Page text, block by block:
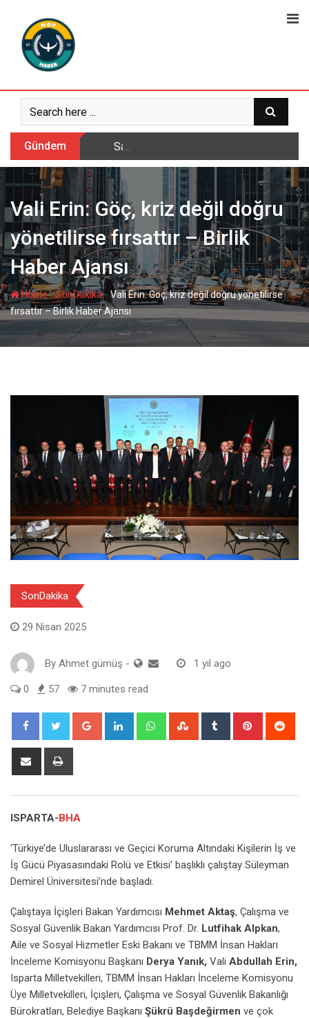
content
Gündem Sarıkamış’ta hanımlara yönelik
Vali Erin: Göç, kriz değil doğru
yönetilirse fırsattır – Birlik
Haber Ajansı
Home-SonDakika-Vali Erin: Göç, kriz değil doğru yönetilirse
fırsattır – Birlik Haber Ajansı
SonDakika
29 Nisan 2025
By Ahmet gümüş - 1 yıl ago
0 57 7 minutes read
Google+ LinkedIn WhatsappStumbleUpon
Tumblr Pinterest
Share
ISPARTA-BHA
‘Türkiye’de Uluslararası ve Geçici Koruma Altındaki Kişilerin İş ve
İş Gücü Piyasasındaki Rolü ve Etkisi’ başlıklı çalıştay Süleyman
Demirel Üniversitesi’nde başladı.
Çalıştaya İçişleri Bakan Yardımcısı Mehmet Aktaş, Çalışma ve
Sosyal Güvenlik Bakan Yardımcısı Prof. Dr. Lutfihak Alpkan,
Aile ve Sosyal Hizmetler Eski Bakanı ve TBMM İnsan Hakları
İnceleme Komisyonu Başkanı Derya Yanık, Vali Abdullah Erin,
Isparta Milletvekilleri, TBMM İnsan Hakları İnceleme Komisyonu
Üye Milletvekilleri, İçişleri, Çalışma ve Sosyal Güvenlik Bakanlığı
Bürokratları, Belediye Başkanı Şükrü Başdeğirmen ve çok